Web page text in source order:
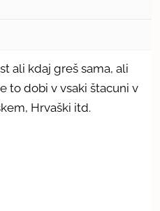
ali kdaj greš sama, ali
to dobi v vsaki štacuni v
Hrvaški itd.